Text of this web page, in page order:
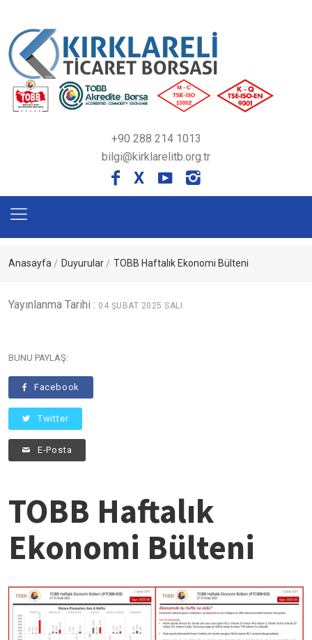
+90 288 214 1013
bilgi@kirklarelitb.org.tr
X
Anasayfa Duyurular TOBB Haftalık Ekonomi Bülteni
Yayınlanma Tarihi : 04 ŞUBAT 2025 SALI
BUNU PAYLAŞ:
Facebook
Twitter
E-Posta
TOBB Haftalık
Ekonomi Bülteni